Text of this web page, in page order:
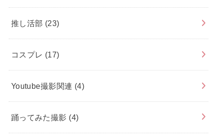
推し活部 (23)
コスプレ (17)
Youtube撮影関連 (4)
踊ってみた撮影 (4)